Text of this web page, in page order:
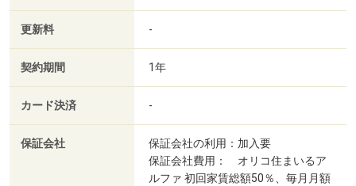
更新料 -
契約期間 1年
カード決済 -
保証会社
保証会社の利用：加入要
保証会社費用： オリコ住まいるア
ルファ 初回家賃総額50％、毎月月額